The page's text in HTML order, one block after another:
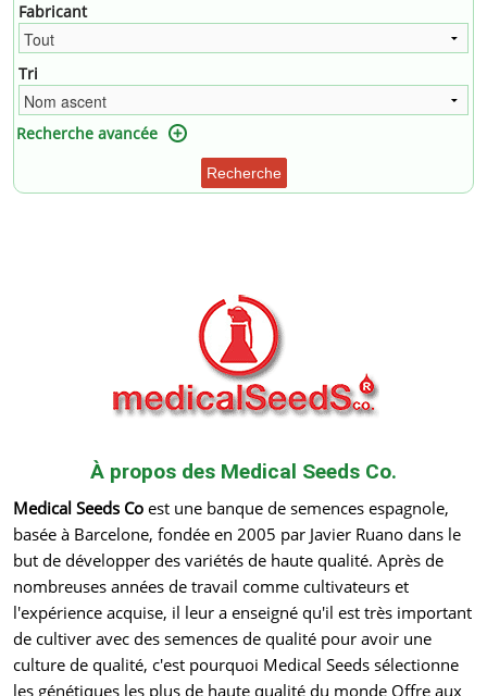
Fabricant
Tri
Recherche avancée
Recherche
À propos des Medical Seeds Co.
Medical Seeds Co est une banque de semences espagnole,
basée à Barcelone, fondée en 2005 par Javier Ruano dans le
but de développer des variétés de haute qualité. Après de
nombreuses années de travail comme cultivateurs et
l'expérience acquise, il leur a enseigné qu'il est très important
de cultiver avec des semences de qualité pour avoir une
culture de qualité, c'est pourquoi Medical Seeds sélectionne
les génétiques les plus de haute qualité du monde Offre aux